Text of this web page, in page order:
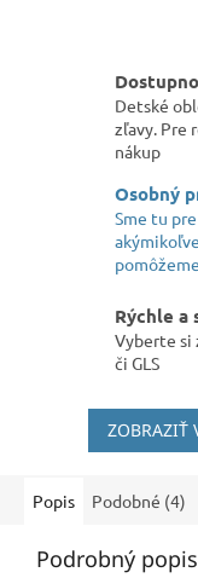
Detské
zľavy. Pre
nákup
Osobný
Sme tu
Rýchle a
Vyberte si
či GLS
ZOBRAZIŤ
Popis Podobné (4)
Podrobný popis